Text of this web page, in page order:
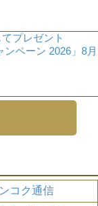
てプレゼント
ンペーン 2026」8月
コク通信